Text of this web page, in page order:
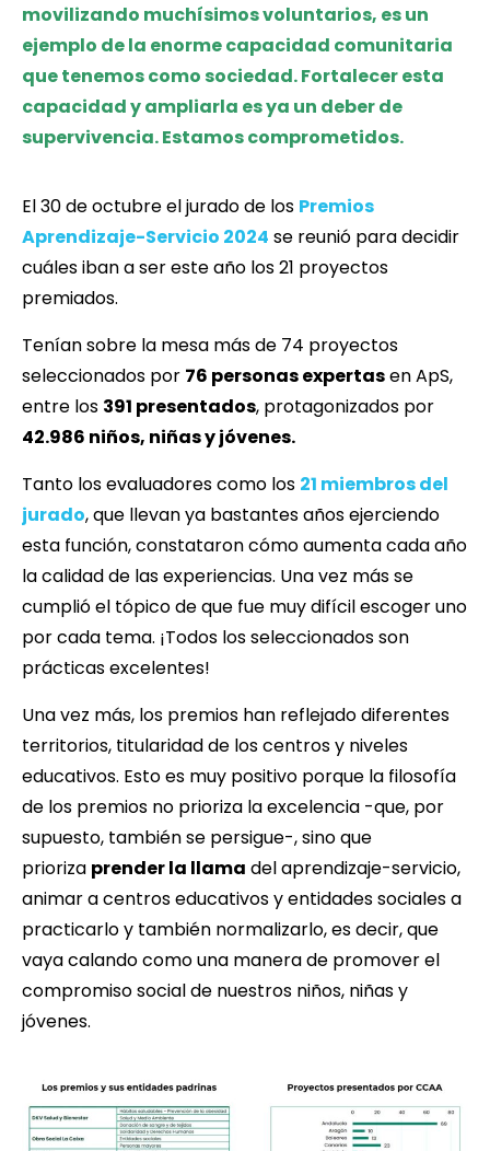
movilizando muchísimos voluntarios, es un
ejemplo de la enorme capacidad comunitaria
que tenemos como sociedad. Fortalecer esta
capacidad y ampliarla es ya un deber de
supervivencia. Estamos comprometidos.
El 30 de octubre el jurado de los Premios
Aprendizaje-Servicio 2024 se reunió para decidir
cuáles iban a ser este año los 21 proyectos
premiados.
Tenían sobre la mesa más de 74 proyectos
seleccionados por 76 personas expertasen ApS,
entre los 391 presentados, protagonizados por
42.986 niños, niñas y jóvenes.
Tanto los evaluadores como los 21 miembros del
jurado, que llevan ya bastantes años ejerciendo
esta función, constataron cómo aumenta cada año
la calidad de las experiencias. Una vez más se
cumplió el tópico de que fue muy difícil escoger uno
por cada tema. ¡Todos los seleccionados son
prácticas excelentes!
Una vez más, los premios han reflejado diferentes
territorios, titularidad de los centros y niveles
educativos. Esto es muy positivo porque la filosofía
de los premios no prioriza la excelencia -que, por
supuesto, también se persigue-, sino que
prioriza prender la llama del aprendizaje-servicio,
animar a centros educativos y entidades sociales a
practicarlo y también normalizarlo, es decir, que
vaya calando como una manera de promover el
compromiso social de nuestros niños, niñas y
jóvenes.